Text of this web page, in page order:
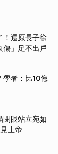
！還原長子徐
」足不出戶
學者：比10億
閉眼站立宛如
上帝